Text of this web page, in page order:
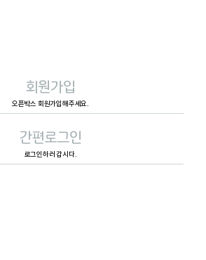
회원가입
오픈박스 회원가입해주세요.
간편로그인
로그인하러 갑시다.